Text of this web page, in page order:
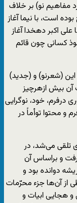
مفاهیم نو) بر خلاف
است، با نیما آغاز
اکبر دهخدا آغاز
کسانی چون قائم
این (شعرنو) و (جدید)
بیش ازهرچیز
درفرم، خود، نوگرایی
و محتوا توأماً در
تلقی می‌شد، در
و براساس آن
دوانده بود و
آن‌ها جزء محرّمات
و هجایی ابیات و